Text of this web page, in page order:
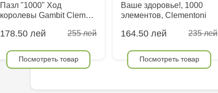
Пазл "1000" Ход
королевы Gambit Clem…
178.50 лей 255 лей
Посмотреть товар
Ваше здоровье!, 1000
элементов, Clementoni
164.50 лей 235 лей
Посмотреть товар